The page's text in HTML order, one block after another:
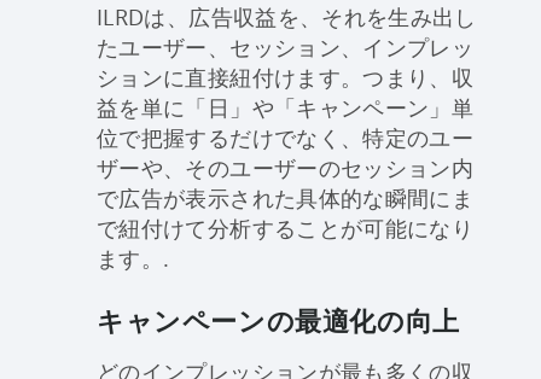
ILRDは、広告収益を、それを生み出し
たユーザー、セッション、インプレッ
ションに直接紐付けます。つまり、収
益を単に「日」や「キャンペーン」単
位で把握するだけでなく、特定のユー
ザーや、そのユーザーのセッション内
で広告が表示された具体的な瞬間にま
で紐付けて分析することが可能になり
ます。.
キャンペーンの最適化の向上
どのインプレッションが最も多くの収